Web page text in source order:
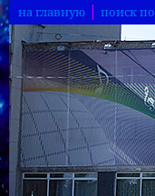
на главную поиск